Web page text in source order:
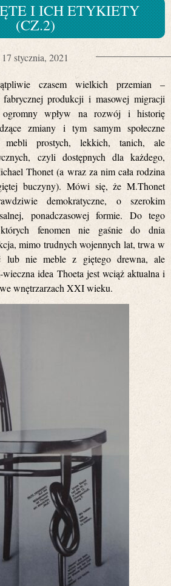
I ICH ETYKIETY
(CZ.2)
17 stycznia, 2021
czasem wielkich przemian –
produkcji i masowej migracji
wpływ na rozwój i historię
zmiany i tym samym społeczne
mebli prostych, lekkich, tanich, ale
czyli dostępnych dla każdego,
Thonet (a wraz za nim cała rodzina
buczyny). Mówi się, że M.Thonet
demokratyczne, o szerokim
ponadczasowej formie. Do tego
których fenomen nie gaśnie do dnia
mimo trudnych wojennych lat, trwa w
lub nie meble z giętego drewna, ale
idea Thoeta jest wciąż aktualna i
wnętrzarzach XXI wieku.